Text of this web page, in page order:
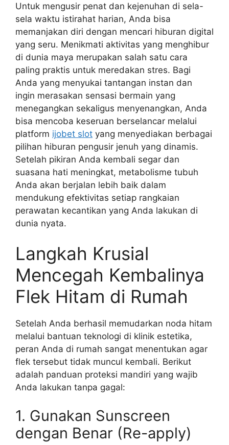
Untuk mengusir penat dan kejenuhan di sela-
sela waktu istirahat harian, Anda bisa
memanjakan diri dengan mencari hiburan digital
yang seru. Menikmati aktivitas yang menghibur
di dunia maya merupakan salah satu cara
paling praktis untuk meredakan stres. Bagi
Anda yang menyukai tantangan instan dan
ingin merasakan sensasi bermain yang
menegangkan sekaligus menyenangkan, Anda
bisa mencoba keseruan berselancar melalui
platform ijobet slot yang menyediakan berbagai
pilihan hiburan pengusir jenuh yang dinamis.
Setelah pikiran Anda kembali segar dan
suasana hati meningkat, metabolisme tubuh
Anda akan berjalan lebih baik dalam
mendukung efektivitas setiap rangkaian
perawatan kecantikan yang Anda lakukan di
dunia nyata.
Langkah Krusial
Mencegah Kembalinya
Flek Hitam di Rumah
Setelah Anda berhasil memudarkan noda hitam
melalui bantuan teknologi di klinik estetika,
peran Anda di rumah sangat menentukan agar
flek tersebut tidak muncul kembali. Berikut
adalah panduan proteksi mandiri yang wajib
Anda lakukan tanpa gagal:
1. Gunakan Sunscreen
dengan Benar (Re-apply)